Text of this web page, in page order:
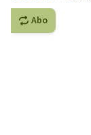
Abo